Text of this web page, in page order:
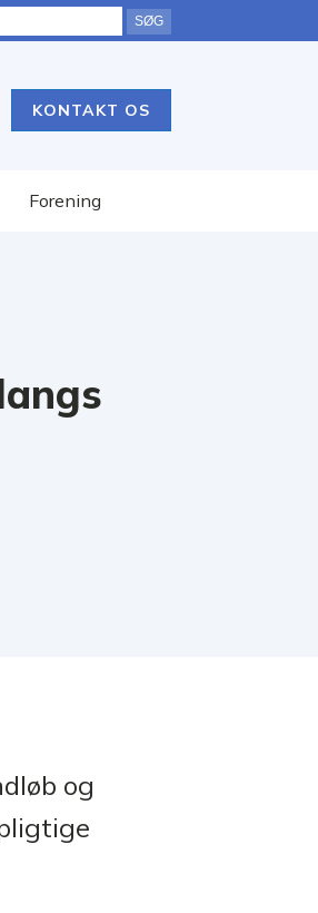
KONTAKT OS
Forening
og